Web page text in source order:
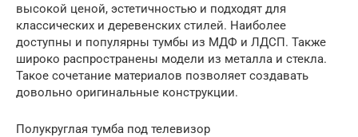
высокой ценой, эстетичностью и подходят для
классических и деревенских стилей. Наиболее
доступны и популярны тумбы из МДФ и ЛДСП. Также
широко распространены модели из металла и стекла.
Такое сочетание материалов позволяет создавать
довольно оригинальные конструкции.
Полукруглая тумба под телевизор